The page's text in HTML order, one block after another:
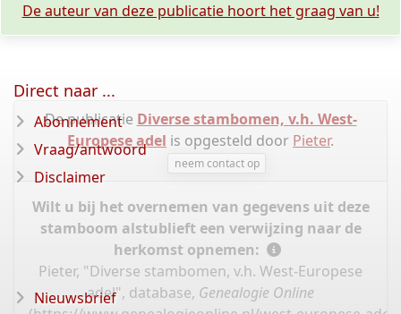
De auteur van deze publicatie hoort het graag van u!
De publicatie Diverse stambomen, v.h. West-
Europese adel is opgesteld door Pieter.
neem contact op
Wilt u bij het overnemen van gegevens uit deze
stamboom alstublieft een verwijzing naar de
herkomst opnemen:
Pieter, "Diverse stambomen, v.h. West-Europese
adel", database, Genealogie Online
Direct naar ...
Abonnement
Vraag/antwoord
Disclaimer
Nieuwsbrief